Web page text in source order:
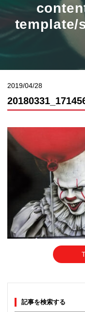
template/
2019/04/28
記事を検索する